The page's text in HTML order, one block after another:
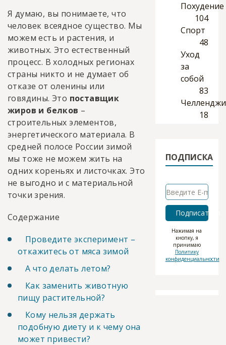
Я думаю, вы понимаете, что
человек всеядное существо. Мы
можем есть и растения, и
животных. Это естественный
процесс. В холодных регионах
страны никто и не думает об
отказе от оленины или
говядины. Это поставщик
жиров и белков –
строительных элементов,
энергетического материала. В
средней полосе России зимой
мы тоже не можем жить на
одних кореньях и листочках. Это
не выгодно и с материальной
точки зрения.
Содержание
Проведите эксперимент –
откажитесь от мяса зимой
А что делать летом?
Как заменить животную
пищу растительной?
Кому нельзя держать
подобную диету и к чему она
может привести?
Похудение
104
Спорт
48
Уход
за
собой
83
Челленджи
18
ПОДПИСКА
Подписаться
Нажимая на
кнопку, я
принимаю
Политику
конфиденциальности